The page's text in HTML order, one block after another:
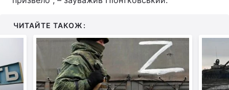
ЧИТАЙТЕ ТАКОЖ: